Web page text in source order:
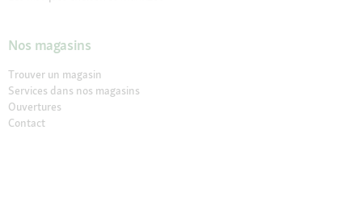
Nos magasins
Trouver un magasin
Services dans nos magasins
Ouvertures
Contact